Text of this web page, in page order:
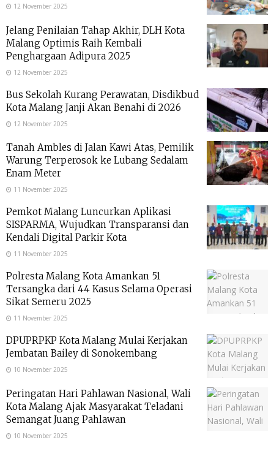
12 November 2025
Jelang Penilaian Tahap Akhir, DLH Kota
Malang Optimis Raih Kembali
Penghargaan Adipura 2025
12 November 2025
Bus Sekolah Kurang Perawatan, Disdikbud
Kota Malang Janji Akan Benahi di 2026
12 November 2025
Tanah Ambles di Jalan Kawi Atas, Pemilik
Warung Terperosok ke Lubang Sedalam
Enam Meter
11 November 2025
Pemkot Malang Luncurkan Aplikasi
SISPARMA, Wujudkan Transparansi dan
Kendali Digital Parkir Kota
11 November 2025
Polresta Malang Kota Amankan 51
Tersangka dari 44 Kasus Selama Operasi
Sikat Semeru 2025
11 November 2025
DPUPRPKP Kota Malang Mulai Kerjakan
Jembatan Bailey di Sonokembang
10 November 2025
Peringatan Hari Pahlawan Nasional, Wali
Kota Malang Ajak Masyarakat Teladani
Semangat Juang Pahlawan
10 November 2025